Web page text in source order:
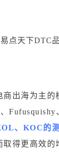
易点天下DTC
商出海为主的
Fufusquishy
、KOC的
取得更高效的